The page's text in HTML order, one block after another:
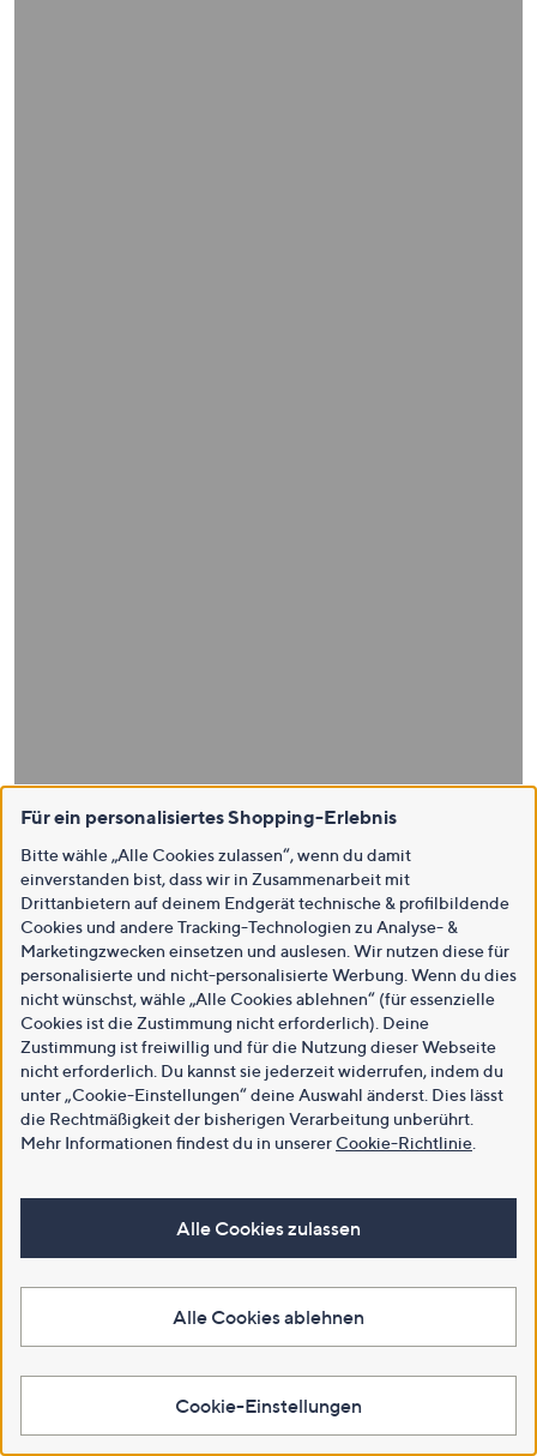
Für ein personalisiertes Shopping-Erlebnis
Bitte wähle „Alle Cookies zulassen“, wenn du damit
einverstanden bist, dass wir in Zusammenarbeit mit
Drittanbietern auf deinem Endgerät technische & profilbildende
Cookies und andere Tracking-Technologien zu Analyse- &
Marketingzwecken einsetzen und auslesen. Wir nutzen diese für
personalisierte und nicht-personalisierte Werbung. Wenn du dies
nicht wünschst, wähle „Alle Cookies ablehnen“ (für essenzielle
Cookies ist die Zustimmung nicht erforderlich). Deine
Zustimmung ist freiwillig und für die Nutzung dieser Webseite
nicht erforderlich. Du kannst sie jederzeit widerrufen, indem du
unter „Cookie-Einstellungen“ deine Auswahl änderst. Dies lässt
die Rechtmäßigkeit der bisherigen Verarbeitung unberührt.
Mehr Informationen findest du in unsererCookie-Richtlinie
Alle Cookies zulassen
Alle Cookies ablehnen
Cookie-Einstellungen